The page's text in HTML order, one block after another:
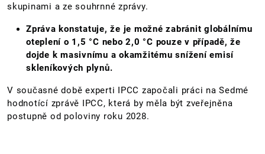
skupinami a ze souhrnné zprávy.
Zpráva konstatuje, že je možné zabránit globálnímu
oteplení o 1,5 °C nebo 2,0 °C pouze v případě, že
dojde k masivnímu a okamžitému snížení emisí
skleníkových plynů.
V současné době experti IPCC započali práci na Sedmé
hodnotící zprávě IPCC, která by měla být zveřejněna
postupně od poloviny roku 2028.